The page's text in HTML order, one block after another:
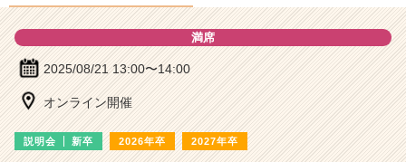
詳
細
|
ベ
ー・
満席
2025/08/21 13:00〜14:00
オンライン開催
説明会 新卒 2026年卒 2027年卒